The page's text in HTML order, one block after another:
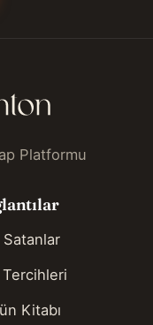
Platformu
Satanlar
Kitabı